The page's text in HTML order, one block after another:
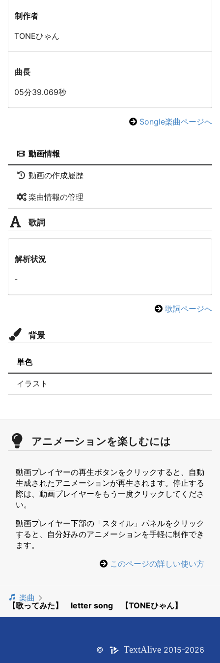
制作者
TONEひゃん
曲長
05分39.069秒
Songle楽曲ページへ
動画情報
動画の作成履歴
楽曲情報の管理
歌詞
解析状況
-
歌詞ページへ
背景
単色
イラスト
アニメーションを楽しむには
動画プレイヤーの再生ボタンをクリックすると、自動
生成されたアニメーションが再生されます。停止する
際は、動画プレイヤーをもう一度クリックしてくださ
い。
動画プレイヤー下部の「スタイル」パネルをクリック
すると、自分好みのアニメーションを手軽に制作でき
ます。
このページの詳しい使い方
楽曲
【歌ってみた】 letter song 【TONEひゃん】
© TextAlive 2015-2026